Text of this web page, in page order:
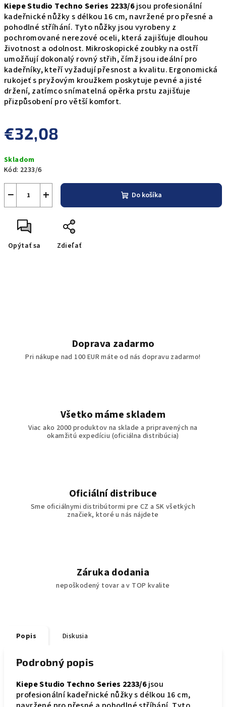
Kiepe Studio Techno Series 2233/6jsou profesionální
kadeřnické nůžky s délkou 16 cm, navržené pro přesné a
pohodlné stříhání. Tyto nůžky jsou vyrobeny z
pochromované nerezové oceli, která zajišťuje dlouhou
životnost a odolnost. Mikroskopické zoubky na ostří
umožňují dokonalý rovný střih, čímž jsou ideální pro
kadeřníky, kteří vyžadují přesnost a kvalitu. Ergonomická
rukojeť s pryžovým kroužkem poskytuje pevné a jisté
držení, zatímco snímatelná opěrka prstu zajišťuje
přizpůsobení pro větší komfort.
€32,08
cena:
Skladom
Kód: 2233/6
+
− Do košíka
Opýtať sa Zdieľať
Doprava zadarmo
Pri nákupe nad 100 EUR máte od nás dopravu zadarmo!
Všetko máme skladem
Viac ako 2000 produktov na sklade a pripravených na
okamžitú expedíciu (oficiálna distribúcia)
Oficiální distribuce
Sme oficiálnymi distribútormi pre CZ a SK všetkých
značiek, ktoré u nás nájdete
Záruka dodania
nepoškodený tovar a v TOP kvalite
Popis Diskusia
Podrobný popis
Kiepe Studio Techno Series 2233/6jsou
profesionální kadeřnické nůžky s délkou 16 cm,